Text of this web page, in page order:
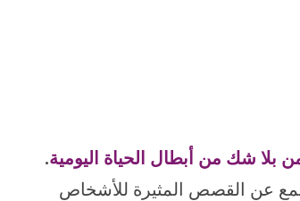
بلا شك من أبطال الحياة اليومية.
عن القصص المثيرة للأشخاص